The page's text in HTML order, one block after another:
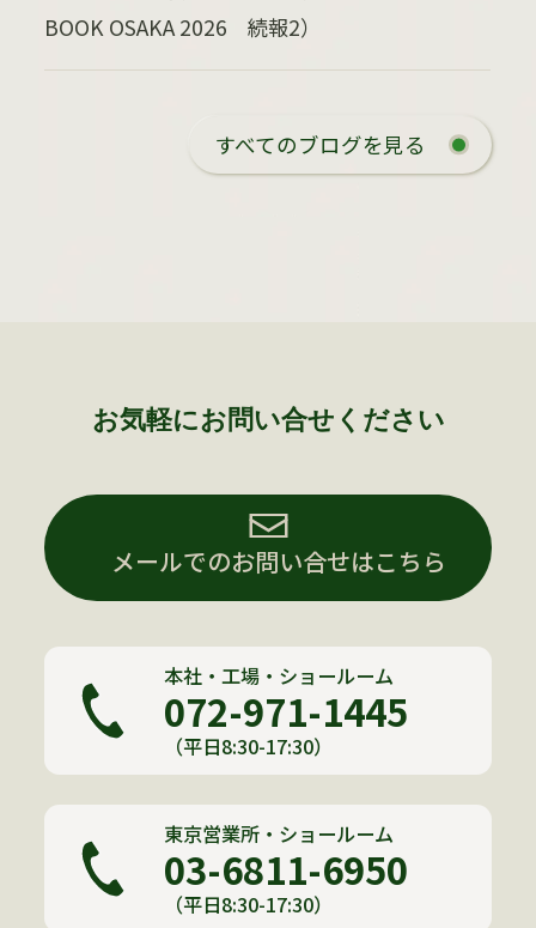
BOOK OSAKA 2026 続報2）
すべてのブログを見る
お気軽にお問い合せください
メールでのお問い合せはこちら
本社・工場・ショールーム
072-971-1445
（平日8:30-17:30）
東京営業所・ショールーム
03-6811-6950
（平日8:30-17:30）